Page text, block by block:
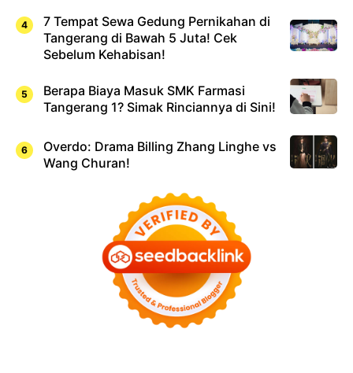
7 Tempat Sewa Gedung Pernikahan di
Tangerang di Bawah 5 Juta! Cek
Sebelum Kehabisan!
Berapa Biaya Masuk SMK Farmasi
Tangerang 1? Simak Rinciannya di Sini!
Overdo: Drama Billing Zhang Linghe vs
Wang Churan!